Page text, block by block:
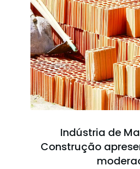
Indústria de
Construção